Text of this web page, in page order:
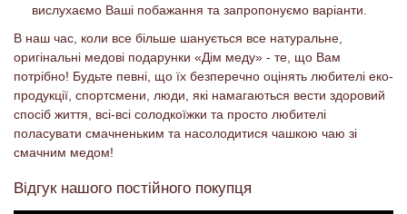
вислухаємо Ваші побажання та запропонуємо варіанти.
В наш час, коли все більше шанується все натуральне,
оригінальні медові подарунки «Дім меду» - те, що Вам
потрібно! Будьте певні, що їх безперечно оцінять любителі еко-
продукції, спортсмени, люди, які намагаються вести здоровий
спосіб життя, всі-всі солодкоїжки та просто любителі
поласувати смачненьким та насолодитися чашкою чаю зі
смачним медом!
Відгук нашого постійного покупця